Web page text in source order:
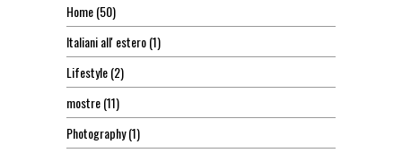
Home(50)
Italiani all' estero(1)
Lifestyle(2)
mostre(11)
Photography(1)